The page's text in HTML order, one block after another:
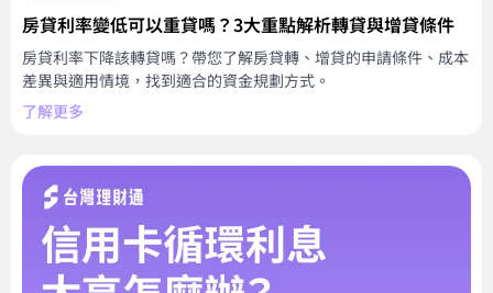
房貸利率變低可以重貸嗎？3大重點解析轉貸與增貸條件
房貸利率下降該轉貸嗎？帶您了解房貸轉、增貸的申請條件、成本
差異與適用情境，找到適合的資金規劃方式。
了解更多